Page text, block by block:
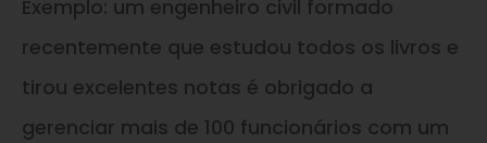
Exemplo: um engenheiro civil formado
recentemente que estudou todos os livros e
tirou excelentes notas é obrigado a
gerenciar mais de 100 funcionários com um